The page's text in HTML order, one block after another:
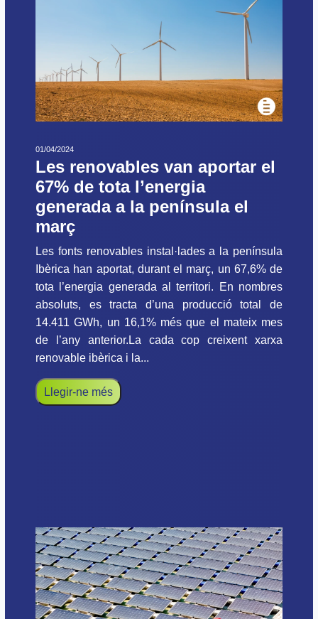
01/04/2024
Les renovables van aportar el
67% de tota l’energia
generada a la península el
març
Les fonts renovables instal·lades a la península
Ibèrica han aportat, durant el març, un 67,6% de
tota l’energia generada al territori. En nombres
absoluts, es tracta d’una producció total de
14.411 GWh, un 16,1% més que el mateix mes
de l’any anterior.La cada cop creixent xarxa
renovable ibèrica i la...
Llegir-ne més